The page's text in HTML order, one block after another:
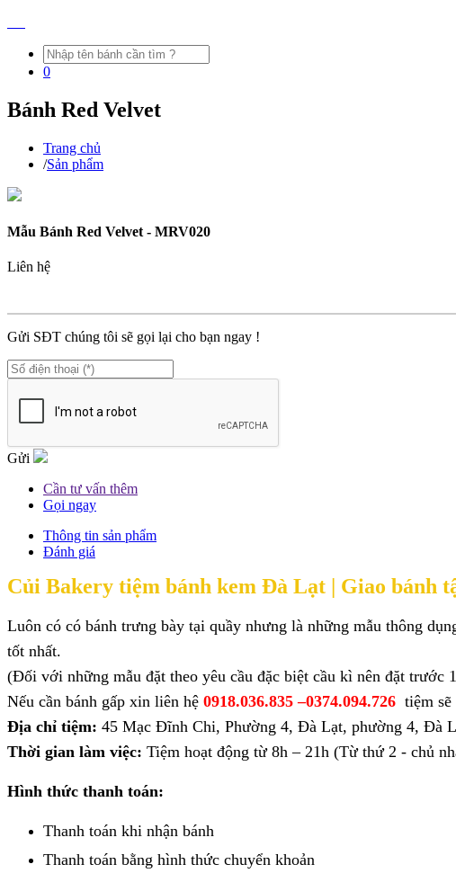
0
Bánh Red Velvet
Trang chủ
/Sản phẩm
Mẫu Bánh Red Velvet - MRV020
Liên hệ
Gửi SĐT chúng tôi sẽ gọi lại cho bạn ngay !
Gửi
Cần tư vấn thêm
Gọi ngay
Thông tin sản phẩm
Đánh giá
Củi Bakery tiệm bánh kem Đà Lạt | Giao bánh
Luôn có có bánh trưng bày tại quầy nhưng là những mẫu thông
tốt nhất.
(Đối với những mẫu đặt theo yêu cầu đặc biệt cầu kì nên đặt trước
Nếu cần bánh gấp xin liên hệ 0918.036.835 –0374.094.726 tiệm sẽ
Địa chỉ tiệm: 45 Mạc Đĩnh Chi, Phường 4, Đà Lạt, phường 4, Đà
Thời gian làm việc: Tiệm hoạt động từ 8h – 21h (Từ thứ 2 - chủ
Hình thức thanh toán:
Thanh toán khi nhận bánh
Thanh toán bằng hình thức chuyển khoản